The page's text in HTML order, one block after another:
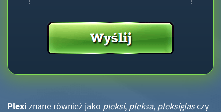
Plexi znane również jako pleksi, pleksa, pleksiglasczy